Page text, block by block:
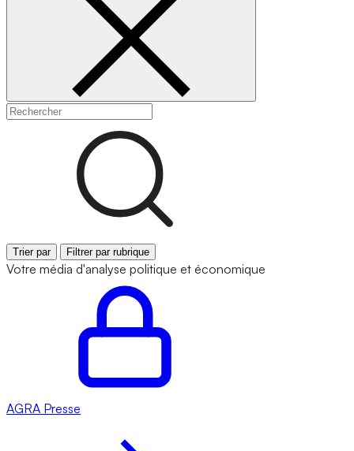
Trier par Filtrer par rubrique
Votre média d'analyse politique et économique
AGRA Presse